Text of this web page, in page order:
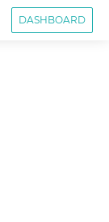
DASHBOARD